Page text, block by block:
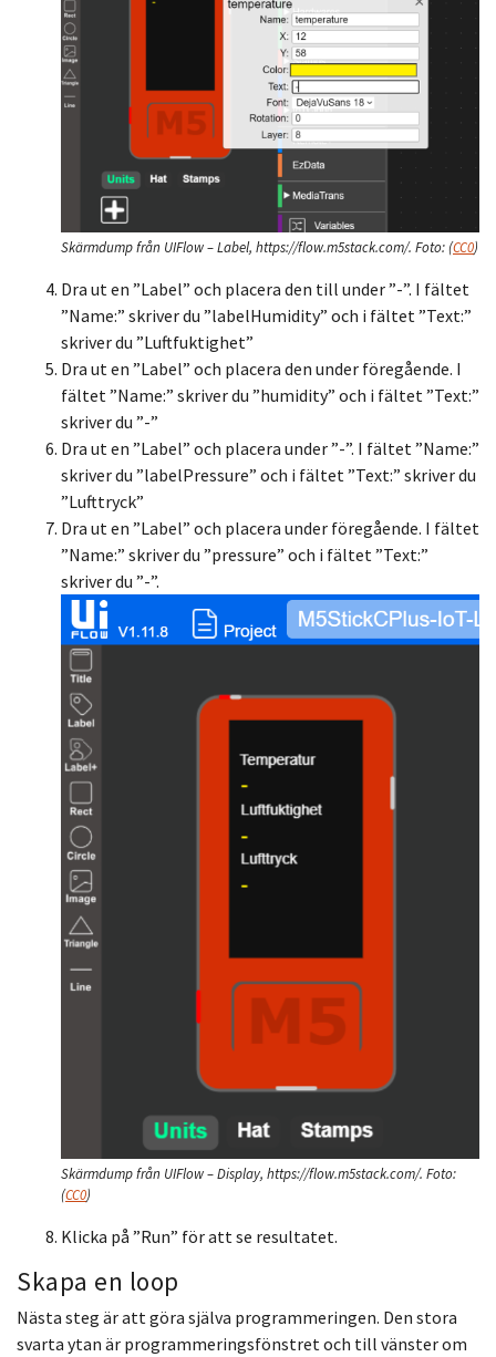
Skärmdump från UIFlow – Label, https://flow.m5stack.com/. Foto:(CC0)
Dra ut en ”Label” och placera den till under ”-”. I fältet
”Name:” skriver du ”labelHumidity” och i fältet ”Text:”
skriver du ”Luftfuktighet”
Dra ut en ”Label” och placera den under föregående. I
fältet ”Name:” skriver du ”humidity” och i fältet ”Text:”
skriver du ”-”
Dra ut en ”Label” och placera under ”-”. I fältet ”Name:”
skriver du ”labelPressure” och i fältet ”Text:” skriver du
”Lufttryck”
Dra ut en ”Label” och placera under föregående. I fältet
”Name:” skriver du ”pressure” och i fältet ”Text:”
skriver du ”-”.
Skärmdump från UIFlow – Display, https://flow.m5stack.com/. Foto:
(CC0)
Klicka på ”Run” för att se resultatet.
Skapa en loop
Nästa steg är att göra själva programmeringen. Den stora
svarta ytan är programmeringsfönstret och till vänster om